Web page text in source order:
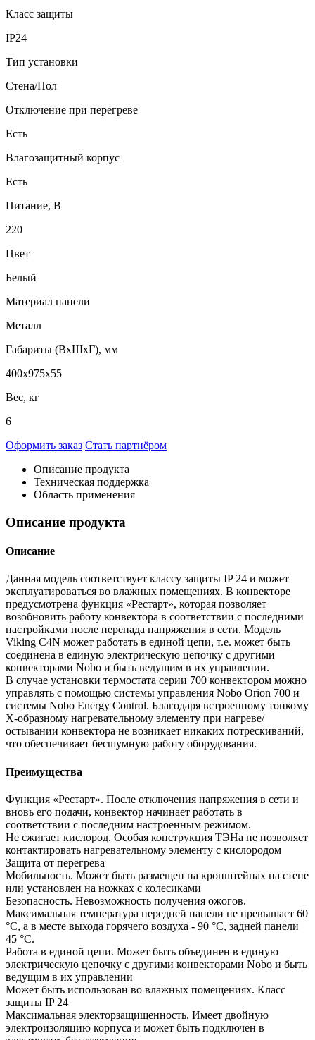
Класс защиты
IP24
Тип установки
Стена/Пол
Отключение при перегреве
Есть
Влагозащитный корпус
Есть
Питание, В
220
Цвет
Белый
Материал панели
Металл
Габариты (ВxШxГ), мм
400х975х55
Вес, кг
6
Оформить заказ Стать партнёром
Описание продукта
Техническая поддержка
Область применения
Описание продукта
Описание
Данная модель соответствует классу защиты IP 24 и может
эксплуатироваться во влажных помещениях. В конвекторе
предусмотрена функция «Рестарт», которая позволяет
возобновить работу конвектора в соответствии с последними
настройками после перепада напряжения в сети. Модель
Viking C4N может работать в единой цепи, т.е. может быть
соединена в единую электрическую цепочку с другими
конвекторами Nobo и быть ведущим в их управлении.
В случае установки термостата серии 700 конвектором можно
управлять с помощью системы управления Nobo Orion 700 и
системы Nobo Energy Control. Благодаря встроенному тонкому
Х-образному нагревательному элементу при нагреве/
остывании конвектора не возникает никаких потрескиваний,
что обеспечивает бесшумную работу оборудования.
Преимущества
Функция «Рестарт». После отключения напряжения в сети и
вновь его подачи, конвектор начинает работать в
соответствии с последним настроенным режимом.
Не сжигает кислород. Особая конструкция ТЭНа не позволяет
контактировать нагревательному элементу с кислородом
Защита от перегрева
Мобильность. Может быть размещен на кронштейнах на стене
или установлен на ножках с колесиками
Безопасность. Невозможность получения ожогов.
Максимальная температура передней панели не превышает 60
°C, а в месте выхода горячего воздуха - 90 °C, задней панели
45 °C.
Работа в единой цепи. Может быть объединен в единую
электрическую цепочку с другими конвекторами Nobo и быть
ведущим в их управлении
Может быть использован во влажных помещениях. Класс
защиты IP 24
Максимальная электорзащищенность. Имеет двойную
электроизоляцию корпуса и может быть подключен в